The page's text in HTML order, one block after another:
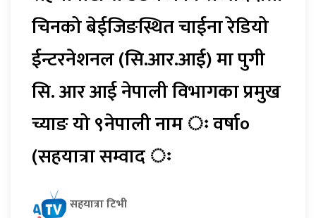
चिनको बेईजिङस्थित चाईना रेडियो
ईन्टरनेशनल (सि.आर.आई) मा पुगी
सि. आर आई नेपाली विभागका प्रमुख
च्याङ यो ९नेपाली नाम ः वर्षा०
(सहयात्रा सम्वाद ः
सहयात्रा टिभी